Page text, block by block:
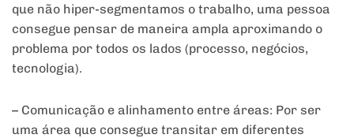
que não hiper-segmentamos o trabalho, uma pessoa
consegue pensar de maneira ampla aproximando o
problema por todos os lados (processo, negócios,
tecnologia).
– Comunicação e alinhamento entre áreas: Por ser
uma área que consegue transitar em diferentes